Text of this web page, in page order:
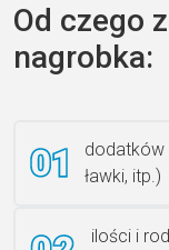
Od czego
nagrobka:
dodatków
ławki, itp.)
ilości i